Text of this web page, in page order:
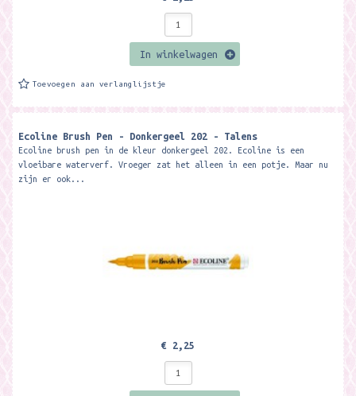
In winkelwagen
Toevoegen aan verlanglijstje
Ecoline Brush Pen - Donkergeel 202 - Talens
Ecoline brush pen in de kleur donkergeel 202. Ecoline is een
vloeibare waterverf. Vroeger zat het alleen in een potje. Maar nu
zijn er ook...
€ 2,25